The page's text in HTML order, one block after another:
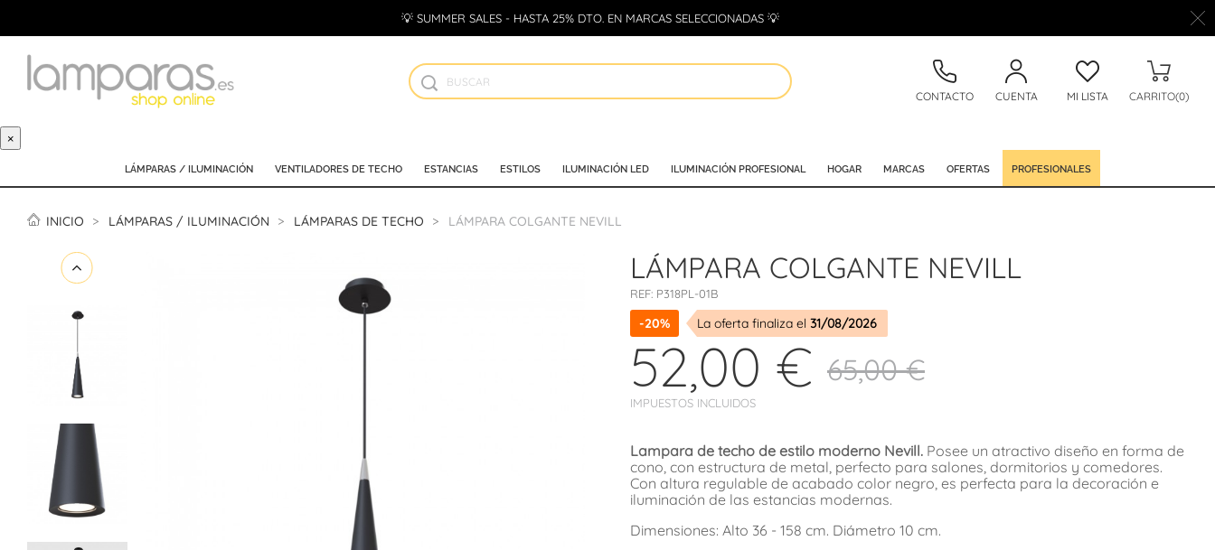
💡 SUMMER SALES - HASTA 25% DTO. EN MARCAS SELECCIONADAS 💡
CONTACTO CUENTA MI LISTA CARRITO(0)
×
LÁMPARAS / ILUMINACIÓN VENTILADORES DE TECHO ESTANCIAS ESTILOS ILUMINACIÓN LED ILUMINACIÓN PROFESIONAL HOGAR MARCAS OFERTAS PROFESIONALES
INICIO LÁMPARAS / ILUMINACIÓN LÁMPARAS DE TECHO LÁMPARA COLGANTE NEVILL
LÁMPARA COLGANTE NEVILL
REF: P318PL-01B
-20% La oferta finaliza el 31/08/2026
52,00 €
IMPUESTOS INCLUIDOS
65,00 €
Lampara de techo de estilo moderno Nevill. Posee un atractivo diseño en forma de
cono, con estructura de metal, perfecto para salones, dormitorios y comedores.
Con altura regulable de acabado color negro, es perfecta para la decoración e
iluminación de las estancias modernas.
Dimensiones: Alto 36 - 158 cm. Diámetro 10 cm.